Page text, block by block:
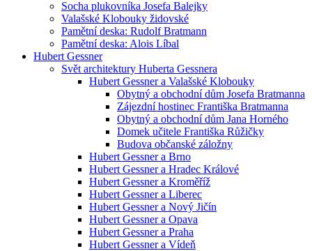
Socha plukovníka Josefa Balejky
Valašské Klobouky židovské
Pamětní deska: Rudolf Bratmann
Pamětní deska: Alois Líbal
Hubert Gessner
Svět architektury Huberta Gessnera
Hubert Gessner a Valašské Klobouky
Obytný a obchodní dům Josefa Bratmanna
Zájezdní hostinec Františka Bratmanna
Obytný a obchodní dům Jana Horného
Domek učitele Františka Růžičky
Budova občanské záložny
Hubert Gessner a Brno
Hubert Gessner a Hradec Králové
Hubert Gessner a Kroměříž
Hubert Gessner a Liberec
Hubert Gessner a Nový Jičín
Hubert Gessner a Opava
Hubert Gessner a Praha
Hubert Gessner a Vídeň